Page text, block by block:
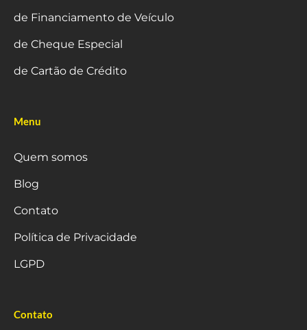
de Financiamento de Veículo
de Cheque Especial
de Cartão de Crédito
Menu
Quem somos
Blog
Contato
Política de Privacidade
LGPD
Contato